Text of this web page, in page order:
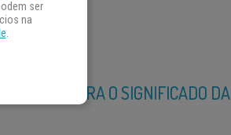
CONFIRA O SIGNIFICADO DA
ser
na
.